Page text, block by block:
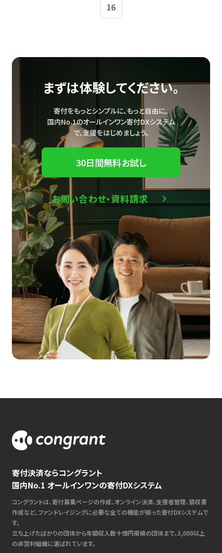
16
まずは体験してください。
寄付をもっとシンプルに、もっと自由に。
国内No.1のオールインワン寄付DXシステム
で、支援をはじめましょう。
30日間無料お試し
お問い合わせ・資料請求
寄付決済ならコングラント
国内No.1 オールインワンの寄付DXシステム
コングラントは、寄付募集ページの作成、オンライン決済、支援者管理、領収書
作成など、ファンドレイジングに必要な全ての機能が揃った寄付DXシステムで
す。
立ち上げたばかりの団体から年間収入数十億円規模の団体まで、3,000以上
の非営利組織に選ばれています。